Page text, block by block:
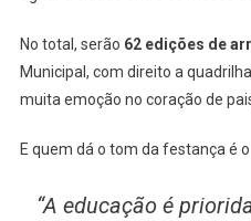
No total, serão 62 edições de
Municipal, com direito a
muita emoção no coração de
E quem dá o tom da festança é
“A educação é